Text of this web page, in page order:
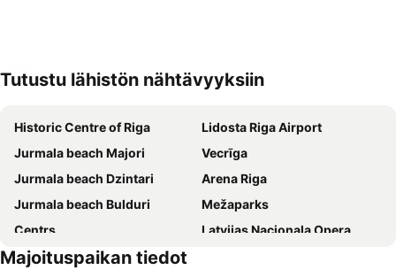
Tutustu lähistön nähtävyyksiin
Historic Centre of Riga
Lidosta Riga Airport
Jurmala beach Majori
Vecrīga
Jurmala beach Dzintari
Arena Riga
Jurmala beach Bulduri
Mežaparks
Centrs
Latvijas Nacionala Opera
Dome Square
Majoituspaikan tiedot